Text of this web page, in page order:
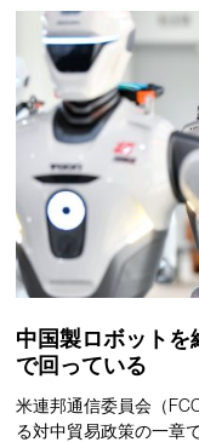
中国製ロボット
で回っている
米連邦通信委員会（
る対中貿易政策の一章